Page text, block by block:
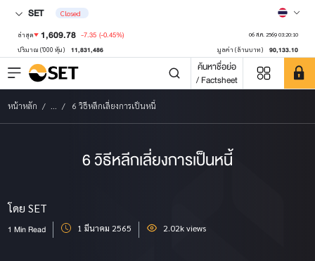
SET Closed
ล่าสุด 1,609.78 -7.35 (-0.45%) 06 ส.ค. 2569 03:20:10
ปริมาณ ('000 หุ้น) 11,831,486 มูลค่า (ล้านบาท) 90,133.10
ค้นหาชื่อย่อ
/ Factsheet
หน้าหลัก ... 6 วิธีหลีกเลี่ยงการเป็นหนี้
6 วิธีหลีกเลี่ยงการเป็นหนี้
โดย SET
1 Min Read 1 มีนาคม 2565 2.02k views